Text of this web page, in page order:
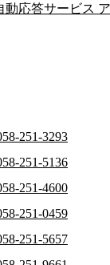
応答サービス
251-3293
251-5136
251-4600
251-0459
251-5657